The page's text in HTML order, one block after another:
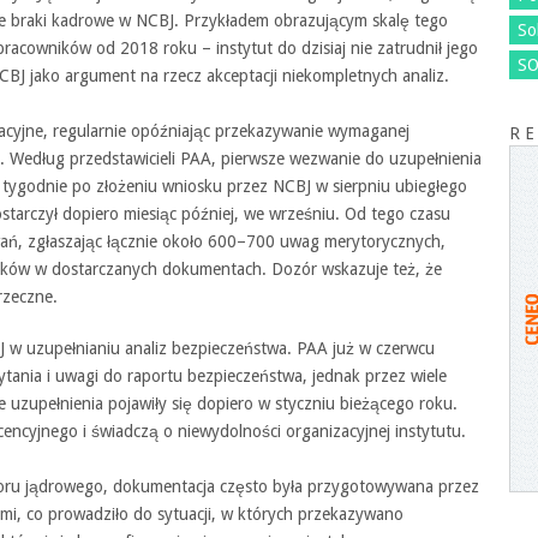
kadrowe w NCBJ. Przykładem obrazującym skalę tego
od 2018 roku – instytut do dzisiaj nie zatrudnił jego
jako argument na rzecz akceptacji niekompletnych analiz.
regularnie opóźniając przekazywanie wymaganej
przedstawicieli PAA, pierwsze wezwanie do uzupełnienia
po złożeniu wniosku przez NCBJ w sierpniu ubiegłego
dopiero miesiąc później, we wrześniu. Od tego czasu
zgłaszając łącznie około 600–700 uwag merytorycznych,
w dostarczanych dokumentach. Dozór wskazuje też, że
uzupełnianiu analiz bezpieczeństwa. PAA już w czerwcu
i uwagi do raportu bezpieczeństwa, jednak przez wiele
uzupełnienia pojawiły się dopiero w styczniu bieżącego roku.
i świadczą o niewydolności organizacyjnej instytutu.
jądrowego, dokumentacja często była przygotowywana przez
co prowadziło do sytuacji, w których przekazywano
R